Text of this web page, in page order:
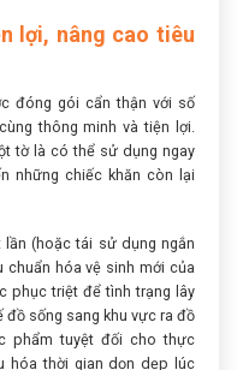
lợi, nâng cao tiêu
đóng gói cẩn thận với số
thông minh và tiện lợi.
tờ là có thể sử dụng ngay
những chiếc khăn còn lại
(hoặc tái sử dụng ngắn
chuẩn hóa vệ sinh mới của
phục triệt để tình trạng lây
đồ sống sang khu vực ra đồ
phẩm tuyệt đối cho thực
hóa thời gian dọn dẹp lúc